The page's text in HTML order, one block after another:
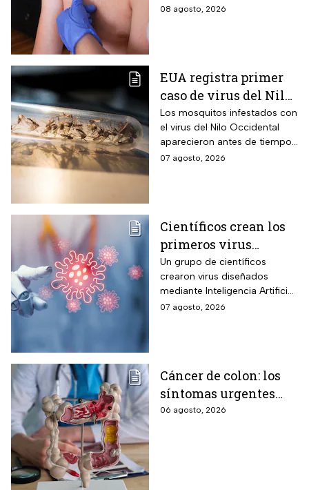
casos en América
08 agosto, 2026
EUA registra primer
caso de virus del Nilo
Occidental de 2026
Los mosquitos infestados con
el virus del Nilo Occidental
aparecieron antes de tiempo
en EUA; ya se registró el
07 agosto, 2026
Científicos crean los
primeros virus
diseñados por la IA,
¿son peligrosos para
los humanos?
Un grupo de científicos
crearon virus diseñados
mediante Inteligencia Artificial
pero se han encendido las
07 agosto, 2026
Cáncer de colon: los
síntomas urgentes
que te advierten que
06 agosto, 2026